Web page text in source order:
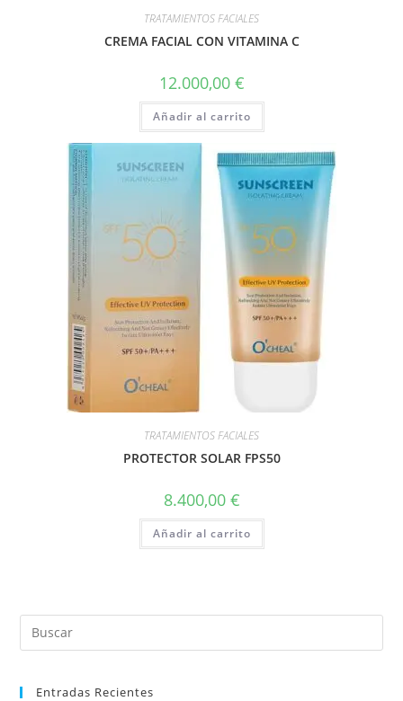
TRATAMIENTOS FACIALES
CREMA FACIAL CON VITAMINA C
12.000,00 €
Añadir al carrito
TRATAMIENTOS FACIALES
PROTECTOR SOLAR FPS50
8.400,00 €
Añadir al carrito
Entradas Recientes